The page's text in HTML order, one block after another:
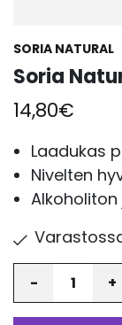
SORIA NATURAL
Soria
14,80€
Laadukas
Nivelten